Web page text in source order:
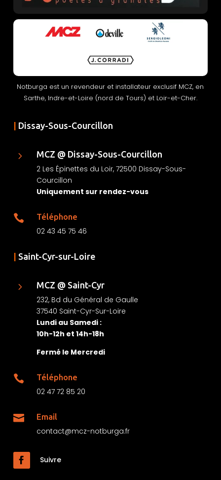
Notburga est un revendeur et installateur exclusif MCZ, en
Sarthe, Indre-et-Loire (nord de Tours) et Loir-et-Cher.
| Dissay-Sous-Courcillon
5
MCZ @ Dissay-Sous-Courcillon
2 Les Épinettes du Loir, 72500 Dissay-Sous-
Courcillon
Uniquement sur rendez-vous
 Téléphone
02 43 45 75 46
| Saint-Cyr-sur-Loire
5
MCZ @ Saint-Cyr
232, Bd du Général de Gaulle
37540 Saint-Cyr-Sur-Loire
Lundi au Samedi :
10h-12h et 14h-18h
Fermé le Mercredi
 Téléphone
02 47 72 85 20
 Email
contact@mcz-notburga.fr
Suivre